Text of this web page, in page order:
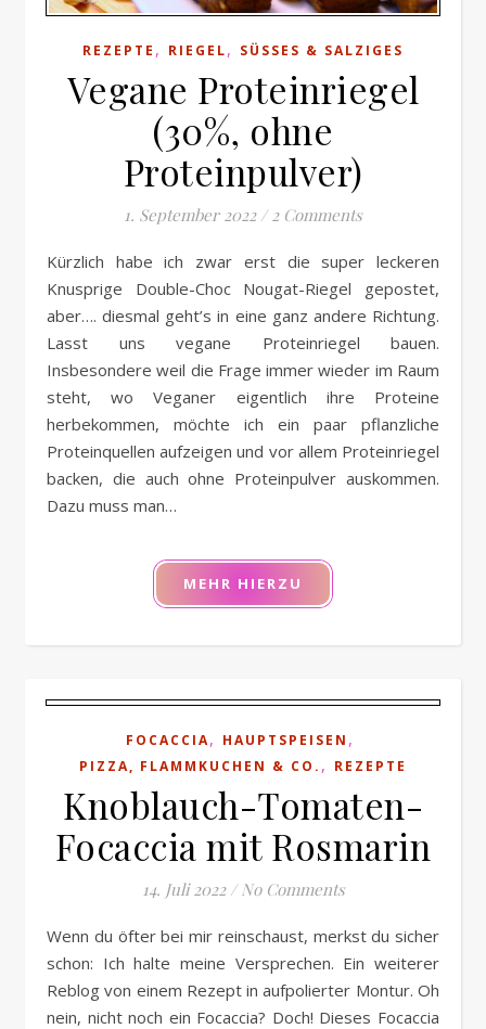
REZEPTE , RIEGEL, SÜSSES & SALZIGES
Vegane Proteinriegel
(30%, ohne
Proteinpulver)
1. September 2022 / 2 Comments
Kürzlich habe ich zwar erst die super leckeren
Knusprige Double-Choc Nougat-Riegel gepostet,
aber…. diesmal geht’s in eine ganz andere Richtung.
Lasst uns vegane Proteinriegel bauen.
Insbesondere weil die Frage immer wieder im Raum
steht, wo Veganer eigentlich ihre Proteine
herbekommen, möchte ich ein paar pflanzliche
Proteinquellen aufzeigen und vor allem Proteinriegel
backen, die auch ohne Proteinpulver auskommen.
Dazu muss man…
MEHR HIERZU
FOCACCIA, HAUPTSPEISEN ,
PIZZA, FLAMMKUCHEN & CO. , REZEPTE
Knoblauch-Tomaten-
Focaccia mit Rosmarin
14. Juli 2022 / No Comments
Wenn du öfter bei mir reinschaust, merkst du sicher
schon: Ich halte meine Versprechen. Ein weiterer
Reblog von einem Rezept in aufpolierter Montur. Oh
nein, nicht noch ein Focaccia? Doch! Dieses Focaccia